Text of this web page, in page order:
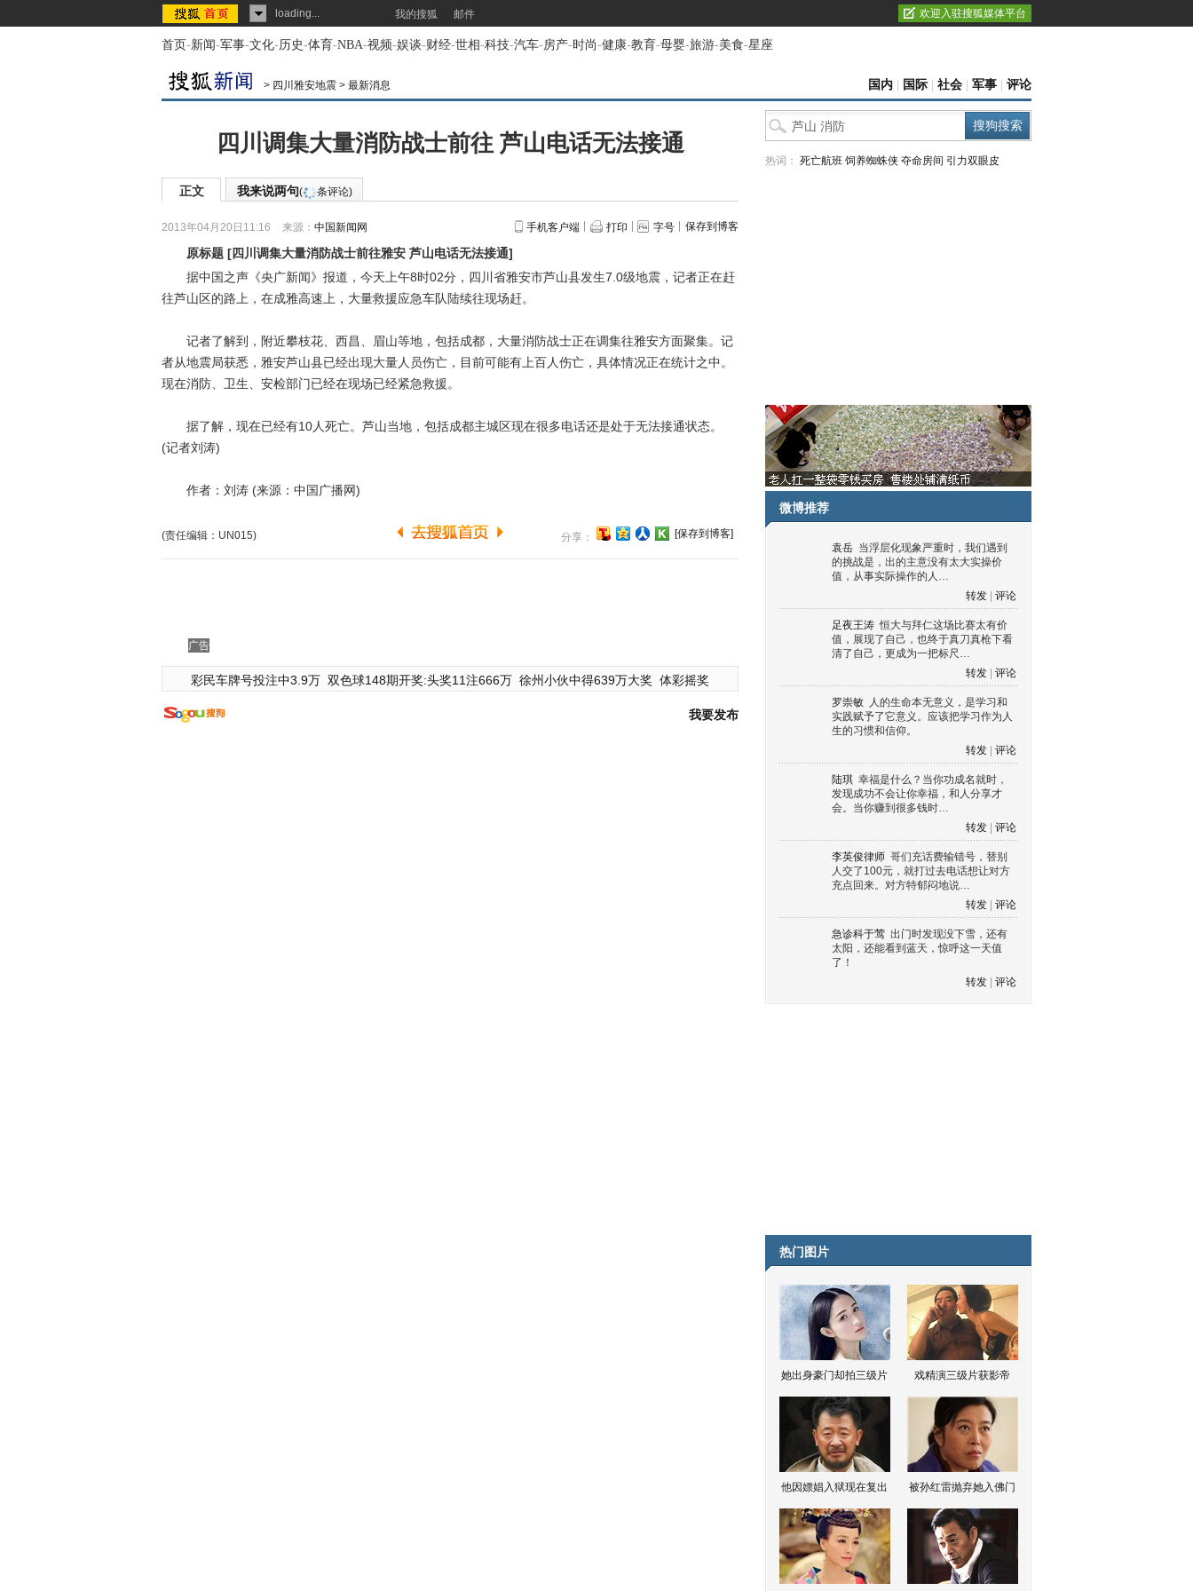
loading... 我的搜狐 邮件 欢迎入驻搜狐媒体平台
首页-新闻-军事-文化-历史-体育-NBA-视频-娱谈-财经-世相-科技-汽车-房产-时尚-健康-教育-母婴-旅游-美食-星座
> 四川雅安地震 > 最新消息 国内 国际 社会 军事 评论
四川调集大量消防战士前往 芦山电话无法接通
正文 我来说两句( 条评论)
2013年04月20日11:16 来源： 中国新闻网 手机客户端 打印 字号 保存到博客
原标题 [四川调集大量消防战士前往雅安 芦山电话无法接通]
据中国之声《央广新闻》报道，今天上午8时02分，四川省雅安市芦山县发生7.0级地震，记者正在赶
往芦山区的路上，在成雅高速上，大量救援应急车队陆续往现场赶。
记者了解到，附近攀枝花、西昌、眉山等地，包括成都，大量消防战士正在调集往雅安方面聚集。记
者从地震局获悉，雅安芦山县已经出现大量人员伤亡，目前可能有上百人伤亡，具体情况正在统计之中。
现在消防、卫生、安检部门已经在现场已经紧急救援。
据了解，现在已经有10人死亡。芦山当地，包括成都主城区现在很多电话还是处于无法接通状态。
(记者刘涛)
作者：刘涛 (来源：中国广播网)
(责任编辑：UN015) 分享： [保存到博客]
广告
彩民车牌号投注中3.9万 双色球148期开奖:头奖11注666万 徐州小伙中得639万大奖 体彩摇奖
我要发布
热词： 死亡航班 饲养蜘蛛侠 夺命房间 引力双眼皮
微博推荐
袁岳 当浮层化现象严重时，我们遇到
的挑战是，出的主意没有太大实操价
值，从事实际操作的人…
转发
评论
足夜王涛 恒大与拜仁这场比赛太有价
值，展现了自己，也终于真刀真枪下看
清了自己，更成为一把标尺…
转发
评论
罗崇敏 人的生命本无意义，是学习和
实践赋予了它意义。应该把学习作为人
生的习惯和信仰。
转发
评论
陆琪 幸福是什么？当你功成名就时，
发现成功不会让你幸福，和人分享才
会。当你赚到很多钱时…
转发
评论
李英俊律师 哥们充话费输错号，替别
人交了100元，就打过去电话想让对方
充点回来。对方特郁闷地说…
转发
评论
急诊科于莺 出门时发现没下雪，还有
太阳，还能看到蓝天，惊呼这一天值
了！
转发
评论
热门图片
她出身豪门却拍三级片 戏精演三级片获影帝
他因嫖娼入狱现在复出 被孙红雷抛弃她入佛门